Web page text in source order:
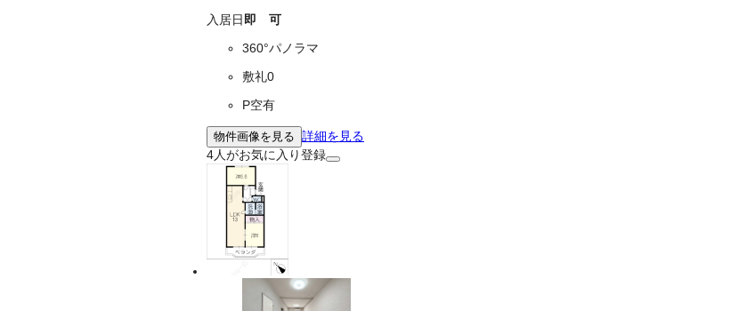
入居日 即 可
360°パノラマ
敷礼0
P空有
物件画像を見る 詳細を見る
4人がお気に入り登録